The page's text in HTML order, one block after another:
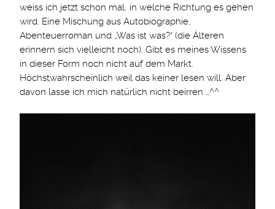
weiss ich jetzt schon mal, in welche Richtung es gehen
wird. Eine Mischung aus Autobiographie,
Abenteuerroman und „Was ist was?“ (die Älteren
erinnern sich vielleicht noch). Gibt es meines Wissens
in dieser Form noch nicht auf dem Markt.
Höchstwahrscheinlich weil das keiner lesen will. Aber
davon lasse ich mich natürlich nicht beirren …^^